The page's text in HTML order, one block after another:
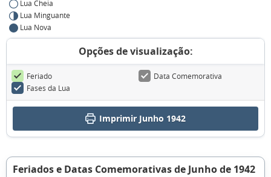
Lua Cheia
Lua Minguante
Lua Nova
Opções de visualização:
Feriado
Data Comemorativa
Fases da Lua
Imprimir Junho 1942
Feriados e Datas Comemorativas de Junho de 1942